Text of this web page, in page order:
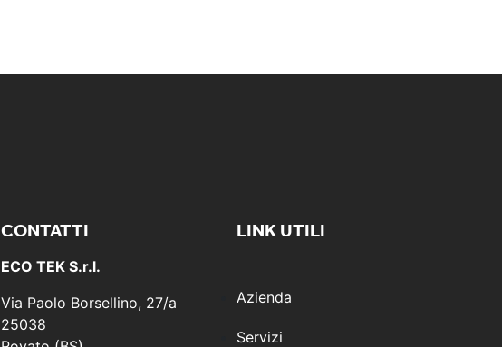
CONTATTI
ECO TEK S.r.l.
Via Paolo Borsellino, 27/a
25038
LINK UTILI
Azienda
Servizi